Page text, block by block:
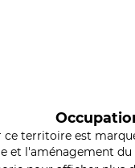
ce territoire est
et l'aménagement